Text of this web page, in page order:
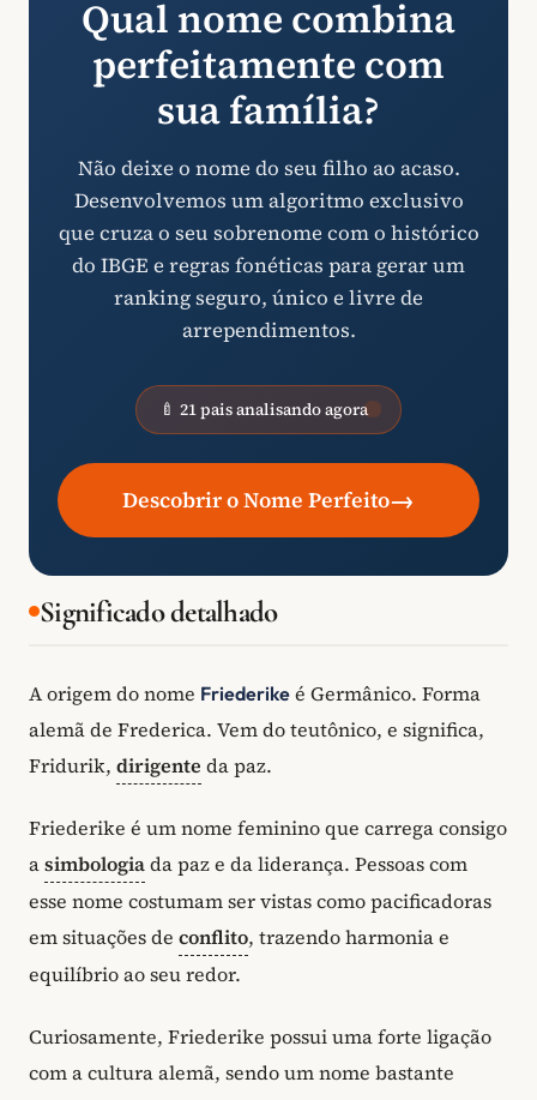
Qual nome combina
perfeitamente com
sua família?
Não deixe o nome do seu filho ao acaso.
Desenvolvemos um algoritmo exclusivo
que cruza o seu sobrenome com o histórico
do IBGE e regras fonéticas para gerar um
ranking seguro, único e livre de
arrependimentos.
🍼 21 pais analisando agora
Descobrir o Nome Perfeito→
Significado detalhado
A origem do nome Friederike é Germânico. Forma
alemã de Frederica. Vem do teutônico, e significa,
Fridurik, dirigente da paz.
Friederike é um nome feminino que carrega consigo
asimbologiada paz e da liderança. Pessoas com
esse nome costumam ser vistas como pacificadoras
em situações de conflito, trazendo harmonia e
equilíbrio ao seu redor.
Curiosamente, Friederike possui uma forte ligação
com a cultura alemã, sendo um nome bastante